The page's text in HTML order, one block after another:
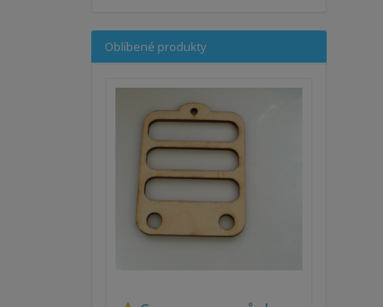
Oblíbené produkty